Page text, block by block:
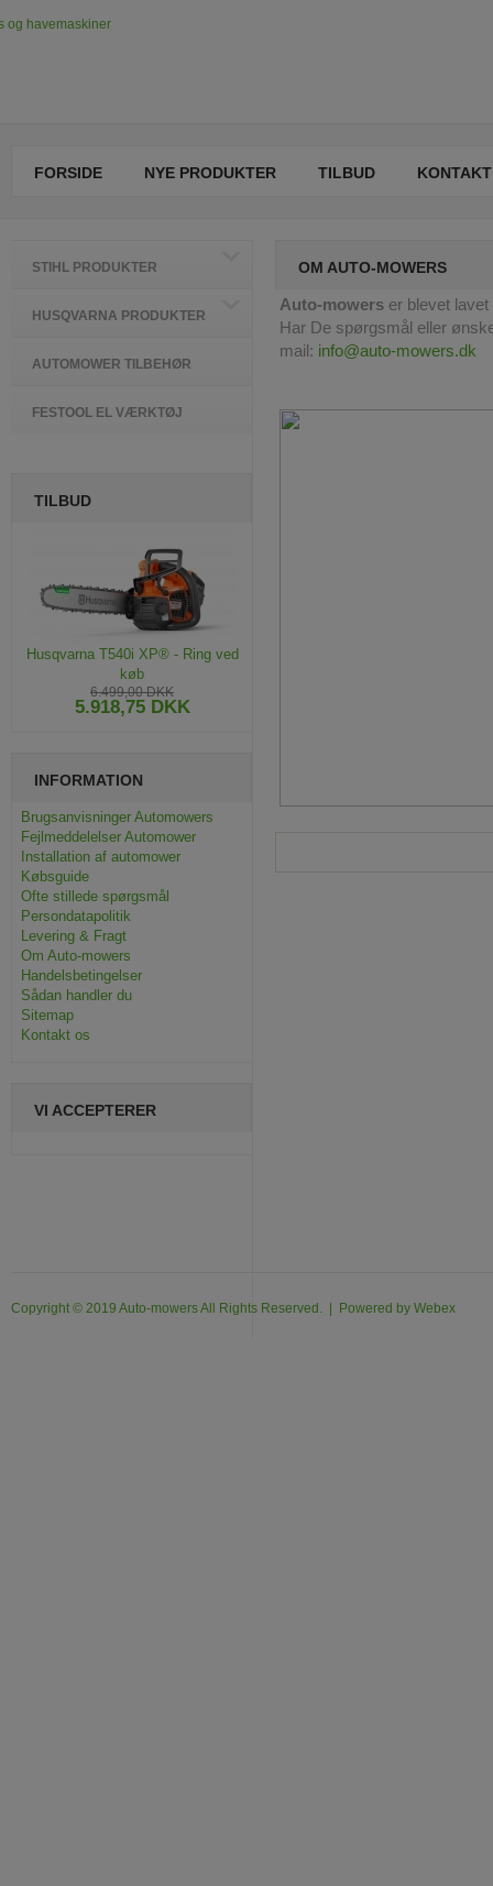
FORSIDE NYE PRODUKTER TILBUD KONTAKT
OM AUTO-MOWERS
Auto-mowers er blevet
Har De spørgsmål eller
mail: info@auto-mowers.dk
STIHL PRODUKTER
HUSQVARNA PRODUKTER
AUTOMOWER TILBEHØR
FESTOOL EL VÆRKTØJ
TILBUD
Husqvarna T540i XP® - Ring ved
køb
6.499,00 DKK
5.918,75 DKK
INFORMATION
Brugsanvisninger Automowers
Fejlmeddelelser Automower
Installation af automower
Købsguide
Ofte stillede spørgsmål
Persondatapolitik
Levering & Fragt
Om Auto-mowers
Handelsbetingelser
Sådan handler du
Sitemap
Kontakt os
VI ACCEPTERER
Copyright © 2019 Auto-mowers All Rights Reserved. | Powered by Webex